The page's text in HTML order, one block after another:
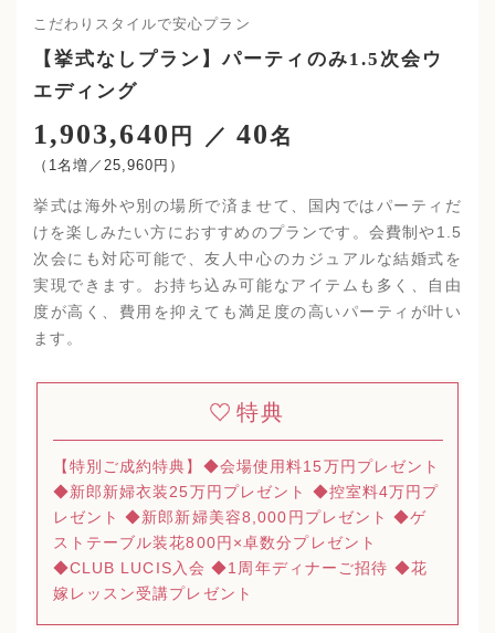
こだわりスタイルで安心プラン
【挙式なしプラン】パーティのみ1.5次会ウ
エディング
1,903,640 40
25,960
挙式は海外や別の場所で済ませて、国内ではパーティだ
けを楽しみたい方におすすめのプランです。会費制や1.5
次会にも対応可能で、友人中心のカジュアルな結婚式を
実現できます。お持ち込み可能なアイテムも多く、自由
度が高く、費用を抑えても満足度の高いパーティが叶い
ます。
特典
【特別ご成約特典】◆会場使用料15万円プレゼント
◆新郎新婦衣装25万円プレゼント ◆控室料4万円プ
レゼント ◆新郎新婦美容8,000円プレゼント ◆ゲ
ストテーブル装花800円×卓数分プレゼント
◆CLUB LUCIS入会 ◆1周年ディナーご招待 ◆花
嫁レッスン受講プレゼント